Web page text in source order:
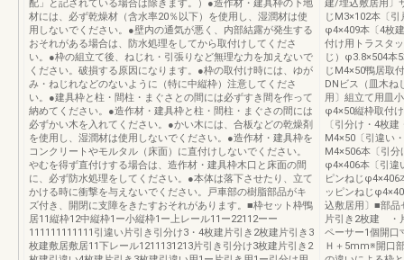
配」と記されている場合は除きます。）●造作材・建具枠の下地
材には、必ず乾燥材（含水率20％以下）を使用し、湿潤材は使
用しないでください。●壁内の通気が悪く、内部結露が発生する
おそれがある場合は、防水処理をしてから取付けしてくださ
い。●枠の組立て後、ねじれ・引張りなど無理な力を加えないで
ください。破損する原因になります。●枠の取付け時には、ゆが
み・ねじれなどのないように（特に中縦枠）注意してくださ
い。●建具枠と柱・間柱・まぐさとの間には必ずすき間を作って
納めてください。●造作材・建具枠と柱・間柱・まぐさの間には
必ずかい木を入れてください。●かい木には、合板などの乾燥剤
を使用し、湿潤材は使用しないでください。●造作材・建具枠を
コンクリートやモルタル（床面）に直付けしないでください。
やむを得ず直付けする場合は、造作材・建具枠木口と床面の間
に、必ず防水処理をしてください。●本体は落下させたり、立て
かける時に衝撃を与えないでください。戸車部の樹脂部品がキ
ズ付き、開閉に支障をきたすおそれがあります。■枠セット枠鴨
居11縦枠12中縦枠1ー小縦枠1ー上レール11ー22112ーー
111111111111引違い片引き引分け3・4枚建片引き2枚建片引き3
枚建敷居敷居11下レール1211131213片引き引分け3枚建片引き2
建/埋込敷居用〕
じM3×102本〔
φ4×409本〔4枚
付け用トラスタ
じ）φ3.8×504本
じM4×50鴨居取
DNビス（皿木ね
用〕組立て用皿
φ4×50縦枠取付
〔引分け・4枚
M4×50〔引違い
M4×506本〔引
φ4×406本〔引違
ピンねじφ4×406
ッピンねじ
込敷居用〕■部品
片引き2枚建 ・
ペーサー1個開口
Ｈ＋5mm※開口